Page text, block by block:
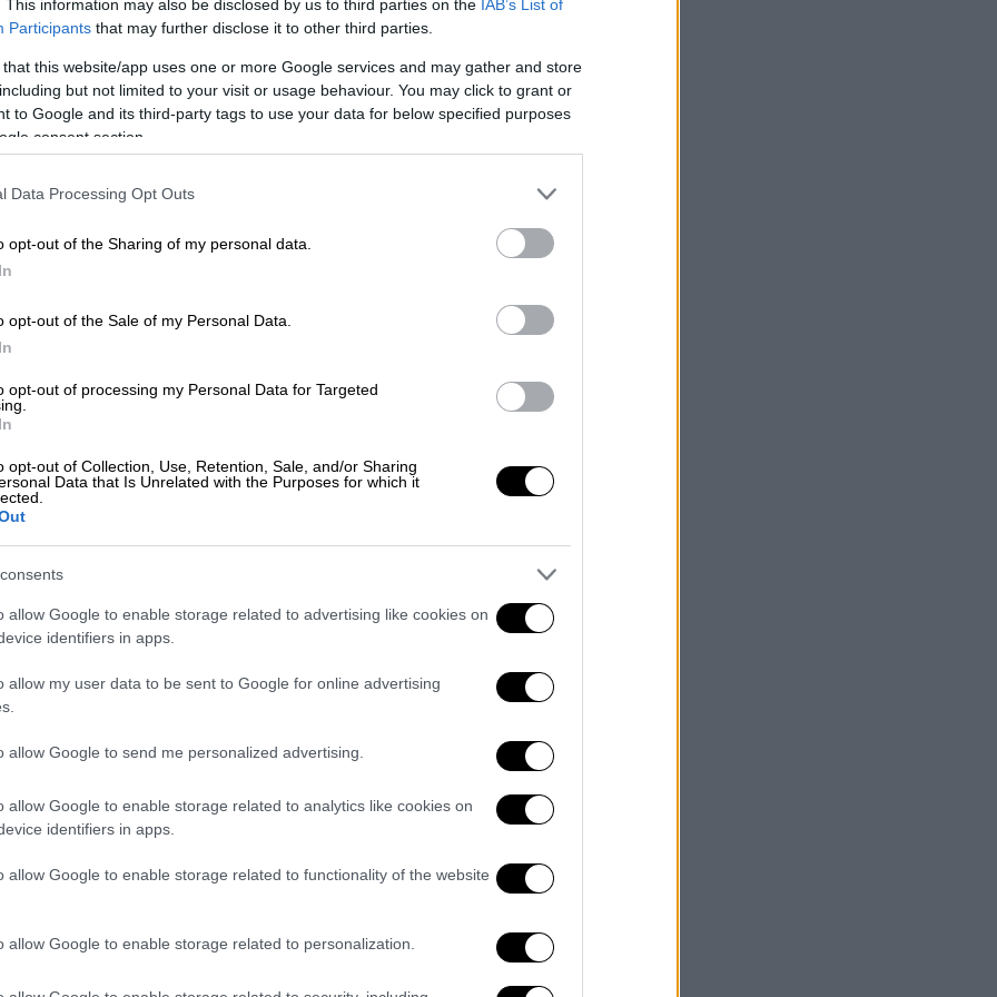
This information may also be disclosed by us to third parties on the IAB’s List of
Participants that may further disclose it to other third parties.
that this website/app uses one or more Google services and may gather and store
but not limited to your visit or usage behaviour. You may click to grant or
to Google and its third-party tags to use your data for below specified purposes
consent section.
Data Processing Opt Outs
opt-out of the Sharing of my personal data.
opt-out of the Sale of my Personal Data.
opt-out of processing my Personal Data for Targeted
opt-out of Collection, Use, Retention, Sale, and/or Sharing
Data that Is Unrelated with the Purposes for which it
allow Google to enable storage related to advertising like cookies on
identifiers in apps.
allow my user data to be sent to Google for online advertising
allow Google to send me personalized advertising.
allow Google to enable storage related to analytics like cookies on
identifiers in apps.
allow Google to enable storage related to functionality of the website
allow Google to enable storage related to personalization.
Ελλάδα|31.10.2025 22:52
Συναγερμός στου Δελφούς:
Τουρίστες μπούκαραν και
με αρχαία πέτρα
Οι φύλακες ζήτησαν να ανοίξουν τα
Ελλάδα|31.10.2025 22:46
ΕΛΤΑ - Η «μαύρη τρύπα» και ο
Το κλείσιμο 204 καταστημάτων ΕΛΤΑ
προκαλεί έντονες αντιδράσεις στην
πρόσβασης σε βασικές υπηρεσίες
Ελλάδα|31.10.2025 22:35
πορεία στο κέντρο της Αθήνας
έγιναν 14 προσαγωγές ατόμων από τα